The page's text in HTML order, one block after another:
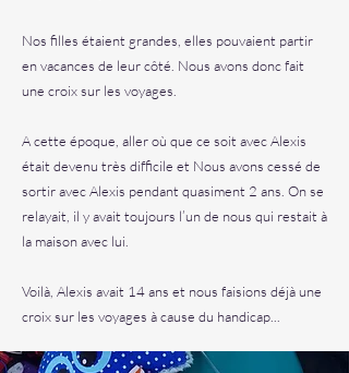
Nos filles étaient grandes, elles pouvaient partir
en vacances de leur côté. Nous avons donc fait
une croix sur les voyages.
A cette époque, aller où que ce soit avec Alexis
était devenu très difficile et Nous avons cessé de
sortir avec Alexis pendant quasiment 2 ans. On se
relayait, il y avait toujours l’un de nous qui restait à
la maison avec lui.
Voilà, Alexis avait 14 ans et nous faisions déjà une
croix sur les voyages à cause du handicap...